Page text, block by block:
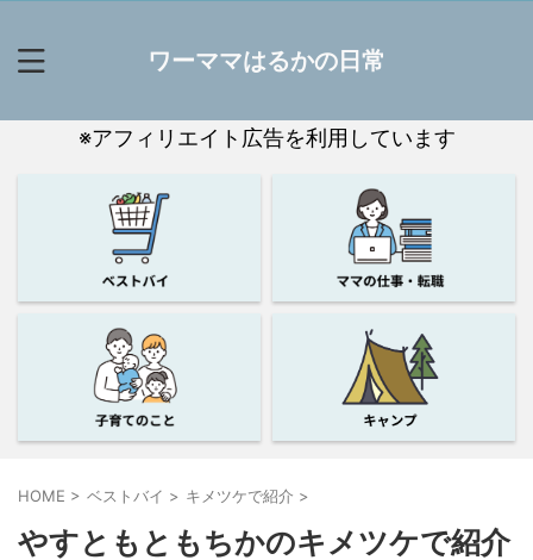
ワーママはるかの日常
※アフィリエイト広告を利用しています
HOME > ベストバイ > キメツケで紹介 >
やすともともちかのキメツケで紹介